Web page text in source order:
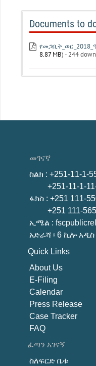
Documents to
8.87 MB) - 244
መገናኛ
ስልክ : +251-11-1-
+251-11-1-11-
ፋክስ : +251 111-
+251 111-
ኢሜል :
አድራሻ ፡ 6 ኪሎ
Quick Links
About Us
E-Filing
Calendar
Press Release
Case Tracker
FAQ
ፈጣን አገናኝ
ስለፍርድ ቤቱ